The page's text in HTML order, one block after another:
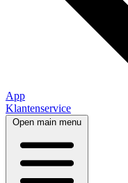
App
Klantenservice
Open main menu